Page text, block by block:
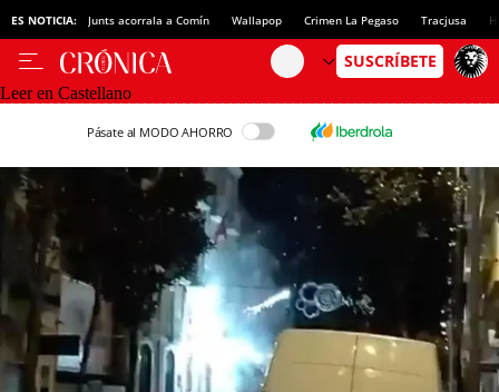
ES NOTICIA: Junts acorrala a Comín Wallapop Crimen La Pegaso Tracjusa
Leer en Castellano
Pásate al MODO AHORRO